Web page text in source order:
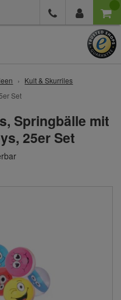
Kult & Skurriles
Set
Springbälle mit
25er Set